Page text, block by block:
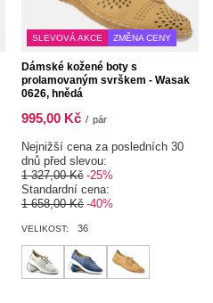
SLEVOVÁ AKCE ZMĚNA CENY
Dámské kožené boty s
prolamovaným svrškem - Wasak
0626, hnědá
995,00 Kč / pár
Nejnižší cena za posledních 30
dnů před slevou:
1 327,00 Kč -25%
Standardní cena:
1 658,00 Kč -40%
VELIKOST: 36